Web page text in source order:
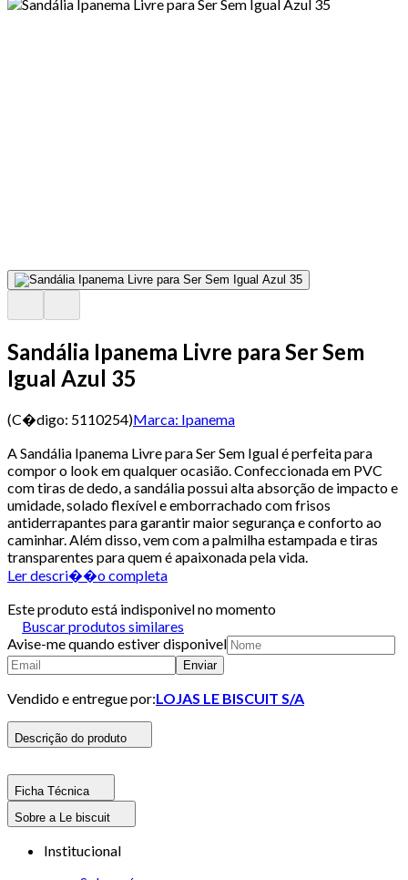
Sandália Ipanema Livre para Ser Sem
Igual Azul 35
(C�digo: 5110254)Marca: Ipanema
A Sandália Ipanema Livre para Ser Sem Igual é perfeita para
compor o look em qualquer ocasião. Confeccionada em PVC
com tiras de dedo, a sandália possui alta absorção de impacto e
umidade, solado flexível e emborrachado com frisos
antiderrapantes para garantir maior segurança e conforto ao
caminhar. Além disso, vem com a palmilha estampada e tiras
transparentes para quem é apaixonada pela vida.
Ler descri��o completa
Este produto está indisponivel no momento
Buscar produtos similares
Avise-me quando estiver disponivel
Enviar
Vendido e entregue por:LOJAS LE BISCUIT S/A
Descrição do produto
Ficha Técnica
Sobre a Le biscuit
Institucional